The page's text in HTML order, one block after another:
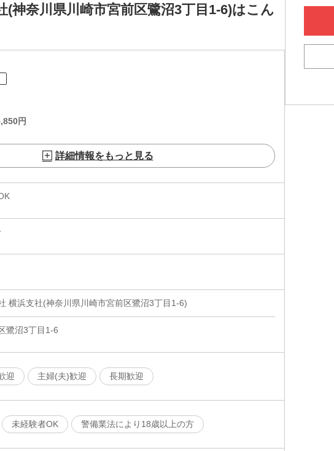
(神奈川県川崎市宮前区鷺沼3丁目1-6)はこん
円
詳細情報をもっと見る
横浜支社(神奈川県川崎市宮前区鷺沼3丁目1-6)
鷺沼3丁目1-6
迎 主婦(夫)歓迎 長期歓迎
未経験者OK 警備業法により18歳以上の方